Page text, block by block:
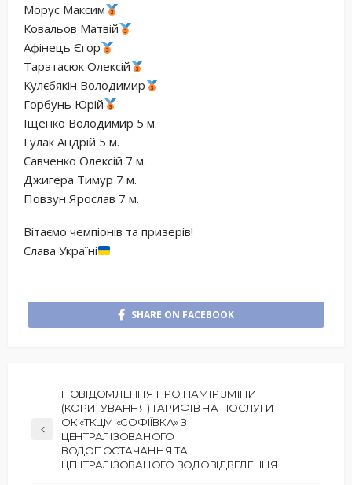
Морус Максим
Ковальов Матвій
Афінець Єгор
Таратасюк Олексій
Кулєбякін Володимир
Горбунь Юрій
Іщенко Володимир 5 м.
Гулак Андрій 5 м.
Савченко Олексій 7 м.
Джигера Тимур 7 м.
Повзун Ярослав 7 м.
Вітаємо чемпіонів та призерів!
Слава Україні
SHARE ON FACEBOOK
ПОВІДОМЛЕННЯ ПРО НАМІР ЗМІНИ
(КОРИГУВАННЯ) ТАРИФІВ НА ПОСЛУГИ
ОК «ТКЦМ «СОФІЇВКА» З
ЦЕНТРАЛІЗОВАНОГО
ВОДОПОСТАЧАННЯ ТА
ЦЕНТРАЛІЗОВАНОГО ВОДОВІДВЕДЕННЯ